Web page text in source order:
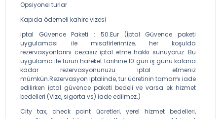
Opsiyonel turlar
Kapıda ödemeli kahire vizesi
İptal Güvence Paketi : 50.Eur (İptal Güvence paketi
uygulaması ile misafirlerimize, her koşulda
rezervasyonlarını cezasız iptal etme hakkı sunuyoruz. Bu
uygulama ile turun hareket tarihine 10 gün iş günü kalana
kadar rezervasyonunuzu iptal etmeniz
mümkün.Rezervasyon iptalinde, tur ücretinin tamamı iade
edilirken iptal güvence paketi bedeli ve varsa ek hizmet
bedelleri (Vize, sigorta vs) iade edilmez.)
City tax, check point ücretleri, yerel hizmet bedelleri,